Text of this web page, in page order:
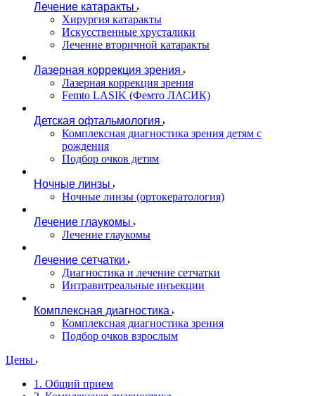
Лечение катаракты
Хирургия катаракты
Искусственные хрусталики
Лечение вторичной катаракты
Лазерная коррекция зрения
Лазерная коррекция зрения
Femto LASIK (Фемто ЛАСИК)
Детская офтальмология
Комплексная диагностика зрения детям c
рождения
Подбор очков детям
Ночные линзы
Ночные линзы (ортокератология)
Лечение глаукомы
Лечение глаукомы
Лечение сетчатки
Диагностика и лечение сетчатки
Интравитреальные инъекции
Комплексная диагностика
Комплексная диагностика зрения
Подбор очков взрослым
Цены
1. Общий прием